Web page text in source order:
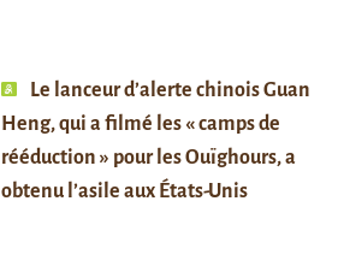
Le lanceur d’alerte chinois Guan
Heng, qui a filmé les « camps de
rééduction » pour les Ouïghours, a
obtenu l’asile aux États-Unis